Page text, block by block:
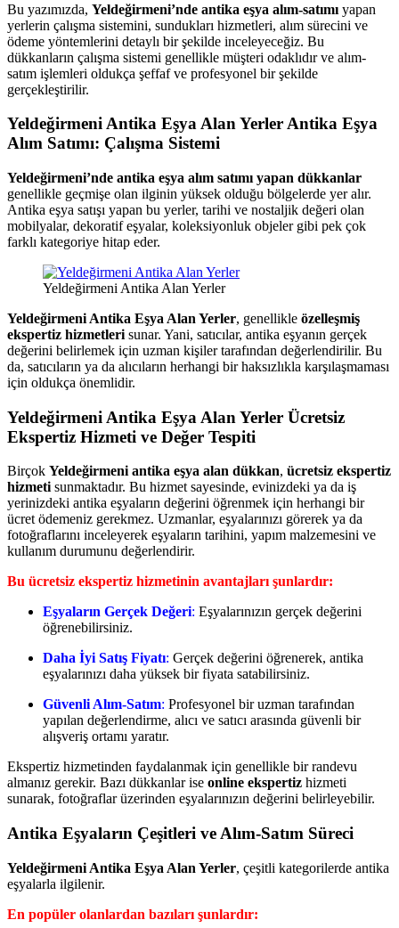
Bu yazımızda, Yeldeğirmeni’nde antika eşya alım-satımı yapan
yerlerin çalışma sistemini, sundukları hizmetleri, alım sürecini ve
ödeme yöntemlerini detaylı bir şekilde inceleyeceğiz. Bu
dükkanların çalışma sistemi genellikle müşteri odaklıdır ve alım-
satım işlemleri oldukça şeffaf ve profesyonel bir şekilde
gerçekleştirilir.
Yeldeğirmeni Antika Eşya Alan Yerler Antika Eşya
Alım Satımı: Çalışma Sistemi
Yeldeğirmeni’nde antika eşya alım satımı yapan dükkanlar
genellikle geçmişe olan ilginin yüksek olduğu bölgelerde yer alır.
Antika eşya satışı yapan bu yerler, tarihi ve nostaljik değeri olan
mobilyalar, dekoratif eşyalar, koleksiyonluk objeler gibi pek çok
farklı kategoriye hitap eder.
Yeldeğirmeni Antika Alan Yerler
Yeldeğirmeni Antika Eşya Alan Yerler, genellikle özelleşmiş
ekspertiz hizmetleri sunar. Yani, satıcılar, antika eşyanın gerçek
değerini belirlemek için uzman kişiler tarafından değerlendirilir. Bu
da, satıcıların ya da alıcıların herhangi bir haksızlıkla karşılaşmaması
için oldukça önemlidir.
Yeldeğirmeni Antika Eşya Alan Yerler Ücretsiz
Ekspertiz Hizmeti ve Değer Tespiti
Birçok Yeldeğirmeni antika eşya alan dükkan, ücretsiz ekspertiz
hizmeti sunmaktadır. Bu hizmet sayesinde, evinizdeki ya da iş
yerinizdeki antika eşyaların değerini öğrenmek için herhangi bir
ücret ödemeniz gerekmez. Uzmanlar, eşyalarınızı görerek ya da
fotoğraflarını inceleyerek eşyaların tarihini, yapım malzemesini ve
kullanım durumunu değerlendirir.
Bu ücretsiz ekspertiz hizmetinin avantajları şunlardır:
Eşyaların Gerçek Değeri: Eşyalarınızın gerçek değerini
öğrenebilirsiniz.
Daha İyi Satış Fiyatı: Gerçek değerini öğrenerek, antika
eşyalarınızı daha yüksek bir fiyata satabilirsiniz.
Güvenli Alım-Satım: Profesyonel bir uzman tarafından
yapılan değerlendirme, alıcı ve satıcı arasında güvenli bir
alışveriş ortamı yaratır.
Ekspertiz hizmetinden faydalanmak için genellikle bir randevu
almanız gerekir. Bazı dükkanlar ise online ekspertiz hizmeti
sunarak, fotoğraflar üzerinden eşyalarınızın değerini belirleyebilir.
Antika Eşyaların Çeşitleri ve Alım-Satım Süreci
Yeldeğirmeni Antika Eşya Alan Yerler, çeşitli kategorilerde antika
eşyalarla ilgilenir.
En popüler olanlardan bazıları şunlardır: